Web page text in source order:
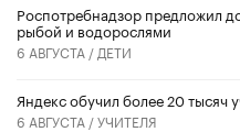
Роспотребнадзор предложил
рыбой и водорослями
6 АВГУСТА / ДЕТИ
​Яндекс обучил более 20 тысяч
6 АВГУСТА /УЧИТЕЛЯ